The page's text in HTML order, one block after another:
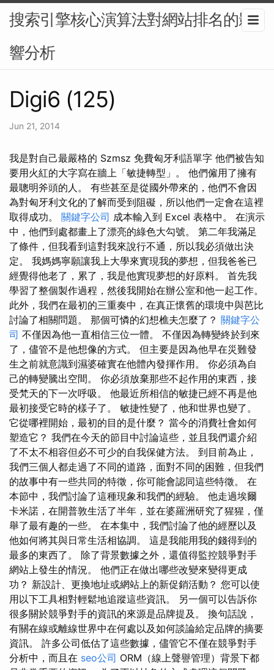
搜索引擎核心演算法對網站排名的影
響分析
Digi6 (125)
Jun 21, 2014
我是對自己最嚴格的 Szmsz 免費匈牙利語單字 他們被告知
要用火紅的大字寫在牆上「敏捷轉型」。 他們僱用了擁有
最聰明斧頭的人。 有些甚至是從國外帶來的，他們不會因
為對匈牙利文化的了解而受到阻礙，所以他們一定會在這裡
取得成功。 關鍵字公司 成本輸入到 Excel 表格中。 在演示
中，他們到處都畫上了漂亮的綠色大勾號。 第二年我滿足
了條件，但我看到這對我來說行不通，所以我必須做出決
定。 我媽媽寧願讓我上大學來實現我的夢想，但我爸爸已
經覺得他老了，累了，我是他實現夢想的好原料。 首先我
學習了整個製作過程，然後我開始在辦公室和他一起工作。
此外，我們在最初的三重奏中，在真正懷舊的環境中與芭比
討論了相關問題。 那個可憐的幻想樵夫怎麼了？ 關鍵字公
司 不僅因為他一直相信三位一體。 不僅因為轉變終於到來
了，儘管不是他想像的方式。 但主要是因為他早在災難發
生之前就意識到濕婆確實在他體內發揮作用。 你必須為自
己的轉變騰出空間。 你必須放棄那些不起作用的東西，接
受梵天的下一次呼吸。 他最近所相信的敏捷已經不再是他
最初接受它時的樣子了。 敏捷性變了，他和世界也變了。
它從哪裡開始，最初的目的是什麼？ 當今的消費社會如何
塑造它？ 我們在今天的節目中討論這些，並且我們還介紹
了不太不相容但必不可少的自我保健方法。 到目前為止，
我們三個人都走過了不同的道路，面對不同的困難，但我們
的故事中有一些共同的特徵，你可能會認同這些特徵。 在
本節中，我們討論了這種現象和我們的經驗。 他走過埃爾
卡米諾，在開普敦生活了半年，並在婆羅洲研究了猩猩，僅
舉了最有趣的一些。 在本集中，我們討論了他的經歷以及
他如何將其與日常生活相協調。 這是我能用我的錢得到的
最多的東西了。 除了背景數據之外，還值得監控競爭對手
網站上發生的情況。 他們正在做出哪些改變來變得更成
功？ 新設計、更換地址或網站上的新促銷活動？ 您可以使
用以下工具相對輕鬆地追蹤這些資訊。 另一個可以告訴你
很多關於競爭對手的資訊的來源是品牌提及。 換句話說，
有關在線或離線世界中在何處以及如何談論給定品牌的摘要
資訊。 許多公司低估了這些數據，儘管它不僅在競爭對手
分析中，而且在 seo公司 ORM（線上聲譽管理）背景下都